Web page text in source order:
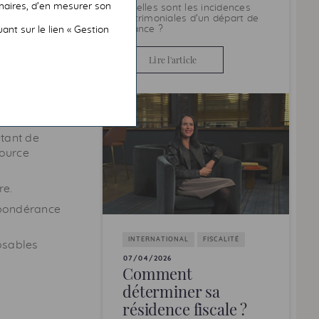
la
de
Quelles sont les incidences
patrimoniales d’un départ de
France ?
Lire l'article
INTERNATIONAL FISCALITÉ
07/04/2026
Comment
déterminer sa
résidence fiscale ?
d’en mesurer son
sur le lien « Gestion